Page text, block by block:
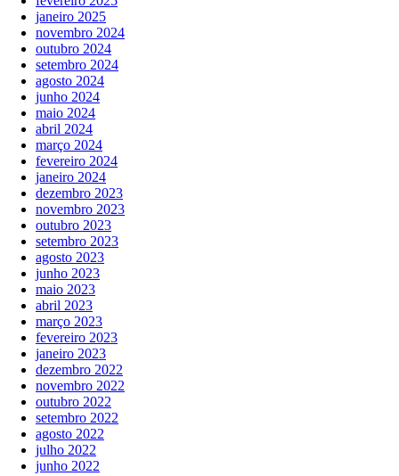
janeiro 2025
novembro 2024
outubro 2024
setembro 2024
agosto 2024
junho 2024
maio 2024
abril 2024
março 2024
fevereiro 2024
janeiro 2024
dezembro 2023
novembro 2023
outubro 2023
setembro 2023
agosto 2023
junho 2023
maio 2023
abril 2023
março 2023
fevereiro 2023
janeiro 2023
dezembro 2022
novembro 2022
outubro 2022
setembro 2022
agosto 2022
julho 2022
junho 2022